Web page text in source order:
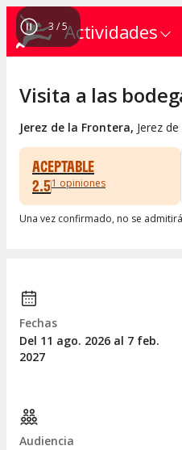
Actividades
4 /5
Visita a las
Jerez de la Frontera, Jerez
ACEPTABLE
2.51 opiniones
Una vez confirmado, no se
Fechas
Del 11 ago. 2026 al 7 feb.
2027
Audiencia